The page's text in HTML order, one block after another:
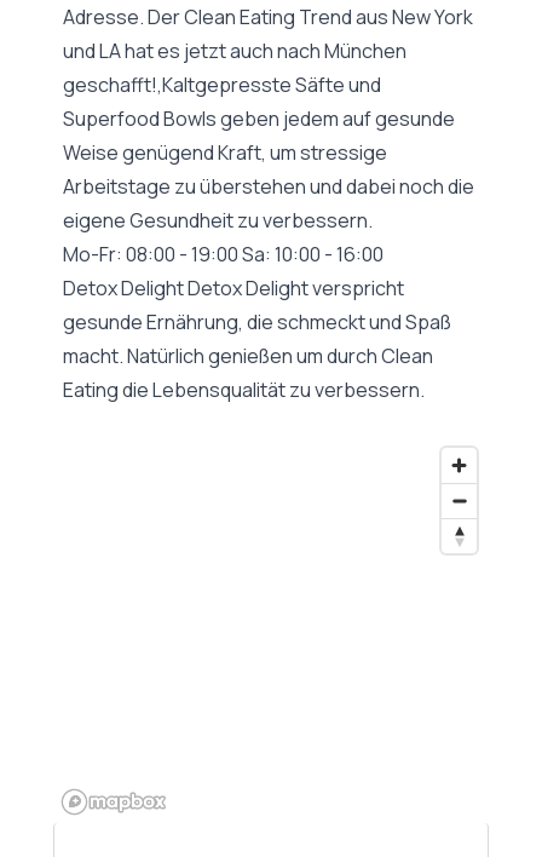
Adresse. Der Clean Eating Trend aus New York
und LA hat es jetzt auch nach München
geschafft!,Kaltgepresste Säfte und
Superfood Bowls geben jedem auf gesunde
Weise genügend Kraft, um stressige
Arbeitstage zu überstehen und dabei noch die
eigene Gesundheit zu verbessern.
Mo-Fr: 08:00 - 19:00 Sa: 10:00 - 16:00
Detox Delight Detox Delight verspricht
gesunde Ernährung, die schmeckt und Spaß
macht. Natürlich genießen um durch Clean
Eating die Lebensqualität zu verbessern.